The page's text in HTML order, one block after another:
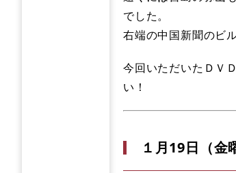
でした。
右端の中国新聞のビ
今回いただいたＤＶ
い！
１月19日（